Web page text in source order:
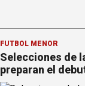
FÚTBOL MENOR
Selecciones de
preparan el